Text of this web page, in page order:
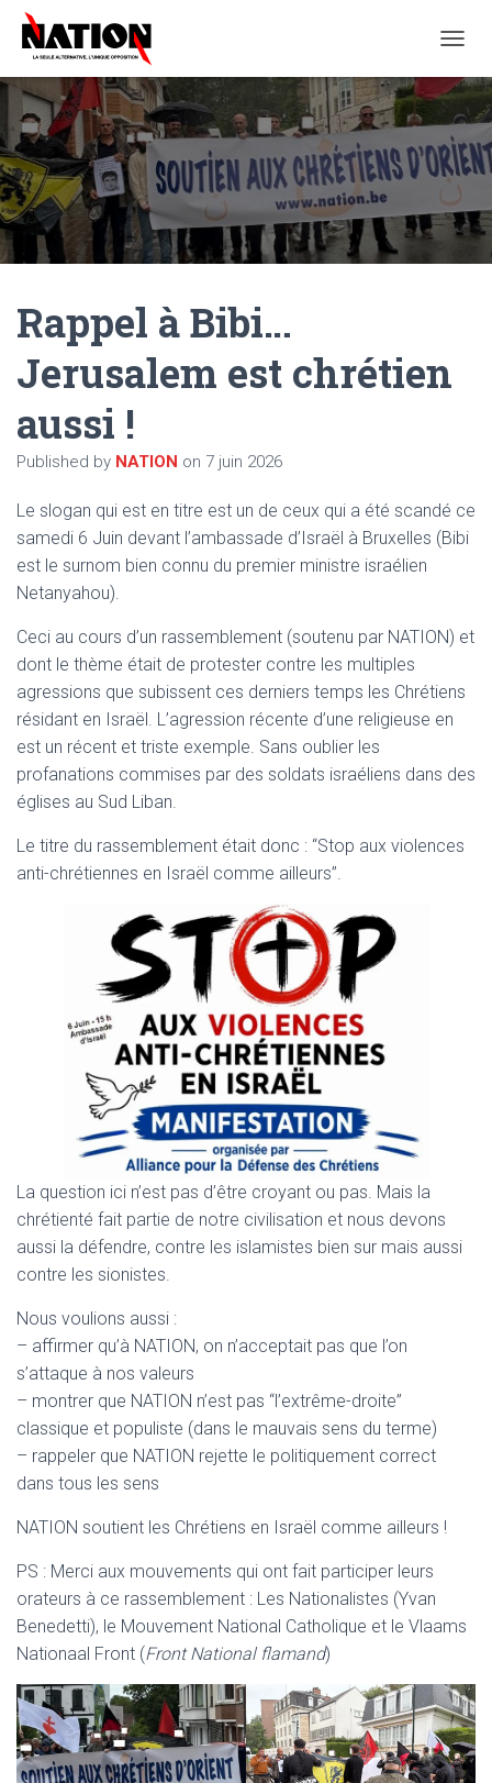
U
V
R
I
R
/
F
E
M
O
Rappel à Bibi…
Jerusalem est chrétien
aussi !
Published by NATION on 7 juin 2026
Le slogan qui est en titre est un de ceux qui a été scandé ce
samedi 6 Juin devant l’ambassade d’Israël à Bruxelles (Bibi
est le surnom bien connu du premier ministre israélien
Netanyahou).
Ceci au cours d’un rassemblement (soutenu par NATION) et
dont le thème était de protester contre les multiples
agressions que subissent ces derniers temps les Chrétiens
résidant en Israël. L’agression récente d’une religieuse en
est un récent et triste exemple. Sans oublier les
profanations commises par des soldats israéliens dans des
églises au Sud Liban.
Le titre du rassemblement était donc : “Stop aux violences
anti-chrétiennes en Israël comme ailleurs”.
La question ici n’est pas d’être croyant ou pas. Mais la
chrétienté fait partie de notre civilisation et nous devons
aussi la défendre, contre les islamistes bien sur mais aussi
contre les sionistes.
Nous voulions aussi :
– affirmer qu’à NATION, on n’acceptait pas que l’on
s’attaque à nos valeurs
– montrer que NATION n’est pas “l’extrême-droite”
classique et populiste (dans le mauvais sens du terme)
– rappeler que NATION rejette le politiquement correct
dans tous les sens
NATION soutient les Chrétiens en Israël comme ailleurs !
PS : Merci aux mouvements qui ont fait participer leurs
orateurs à ce rassemblement : Les Nationalistes (Yvan
Benedetti), le Mouvement National Catholique et le Vlaams
Nationaal Front (Front National flamand)